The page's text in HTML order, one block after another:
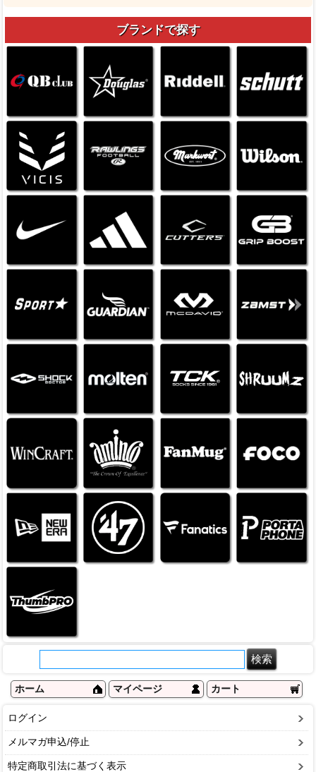
ブランドで探す
ホーム マイページ カート
ログイン
メルマガ申込/停止
特定商取引法に基づく表示